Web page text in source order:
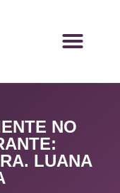
NO
LUANA